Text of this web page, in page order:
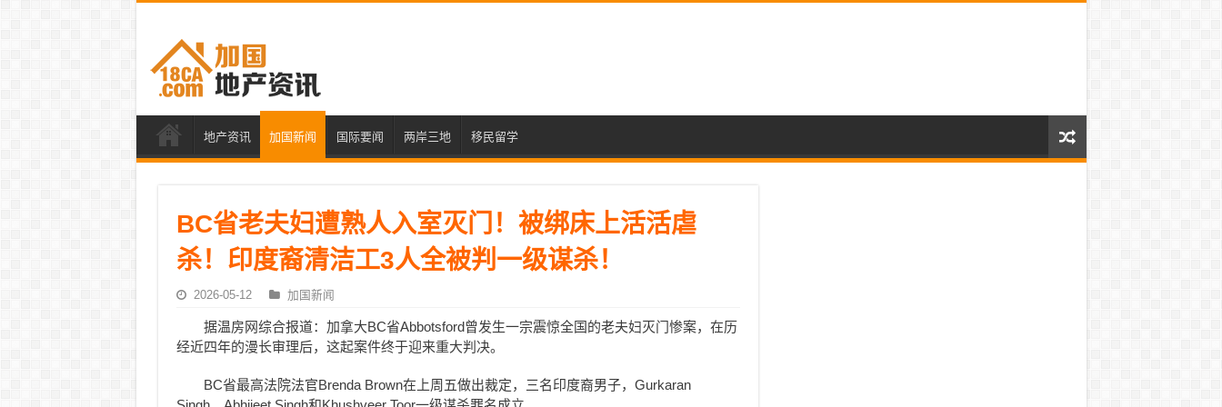
地产资讯 加国新闻 国际要闻 两岸三地 移民留学
BC省老夫妇遭熟人入室灭门！被绑床上活活虐
杀！印度裔清洁工3人全被判一级谋杀！
2026-05-12 加国新闻
据温房网综合报道：加拿大BC省Abbotsford曾发生一宗震惊全国的老夫妇灭门惨案，在历
经近四年的漫长审理后，这起案件终于迎来重大判决。
BC省最高法院法官Brenda Brown在上周五做出裁定，三名印度裔男子，Gurkaran